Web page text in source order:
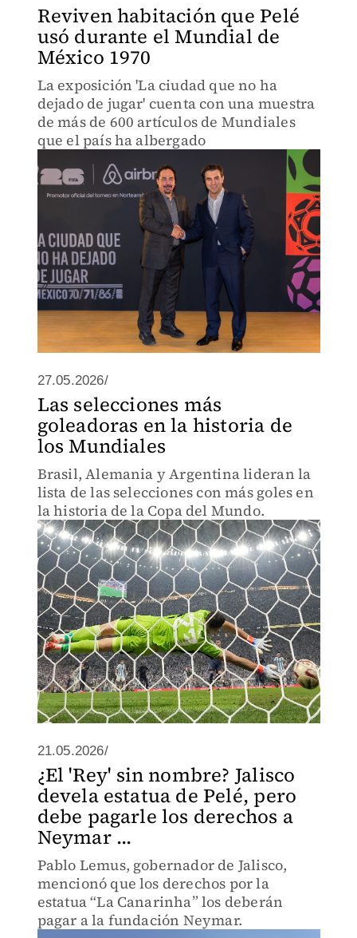
Reviven habitación que Pelé
usó durante el Mundial de
México 1970
La exposición 'La ciudad que no ha
dejado de jugar' cuenta con una muestra
de más de 600 artículos de Mundiales
que el país ha albergado
27.05.2026/
Las selecciones más
goleadoras en la historia de
los Mundiales
Brasil, Alemania y Argentina lideran la
lista de las selecciones con más goles en
la historia de la Copa del Mundo.
21.05.2026/
¿El 'Rey' sin nombre? Jalisco
devela estatua de Pelé, pero
debe pagarle los derechos a
Neymar ...
Pablo Lemus, gobernador de Jalisco,
mencionó que los derechos por la
estatua “La Canarinha” los deberán
pagar a la fundación Neymar.